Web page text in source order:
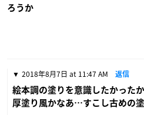
ろうか
2018年8月7日 at 11:47 AM 返信
絵本調の塗りを意識したかった
厚塗り風かなあ…すこし古めの